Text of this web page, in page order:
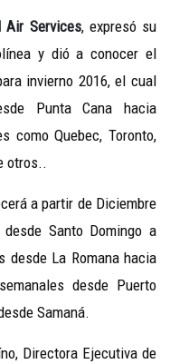
Air Services, expresó su
y dió a conocer el
invierno 2016, el cual
Punta Cana hacia
como Quebec, Toronto,
otros..
a partir de Diciembre
Santo Domingo a
desde La Romana hacia
desde Puerto
Samaná.
Directora Ejecutiva de